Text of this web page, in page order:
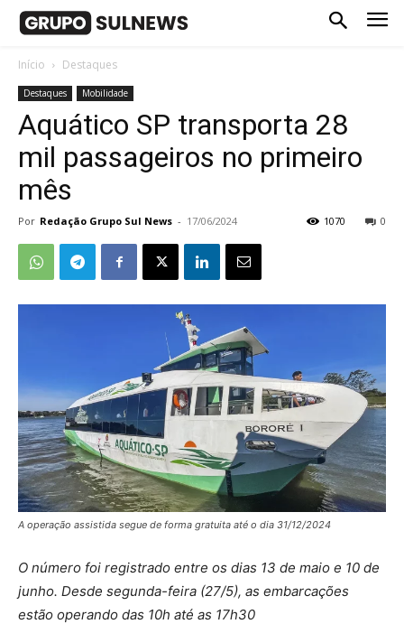
Início Destaques
Destaques Mobilidade
Aquático SP transporta 28
mil passageiros no primeiro
mês
Por Redação Grupo Sul News - 17/06/2024 0
1070
A operação assistida segue de forma gratuita até o dia 31/12/2024
O número foi registrado entre os dias 13 de maio e 10 de
junho. Desde segunda-feira (27/5), as embarcações
estão operando das 10h até as 17h30